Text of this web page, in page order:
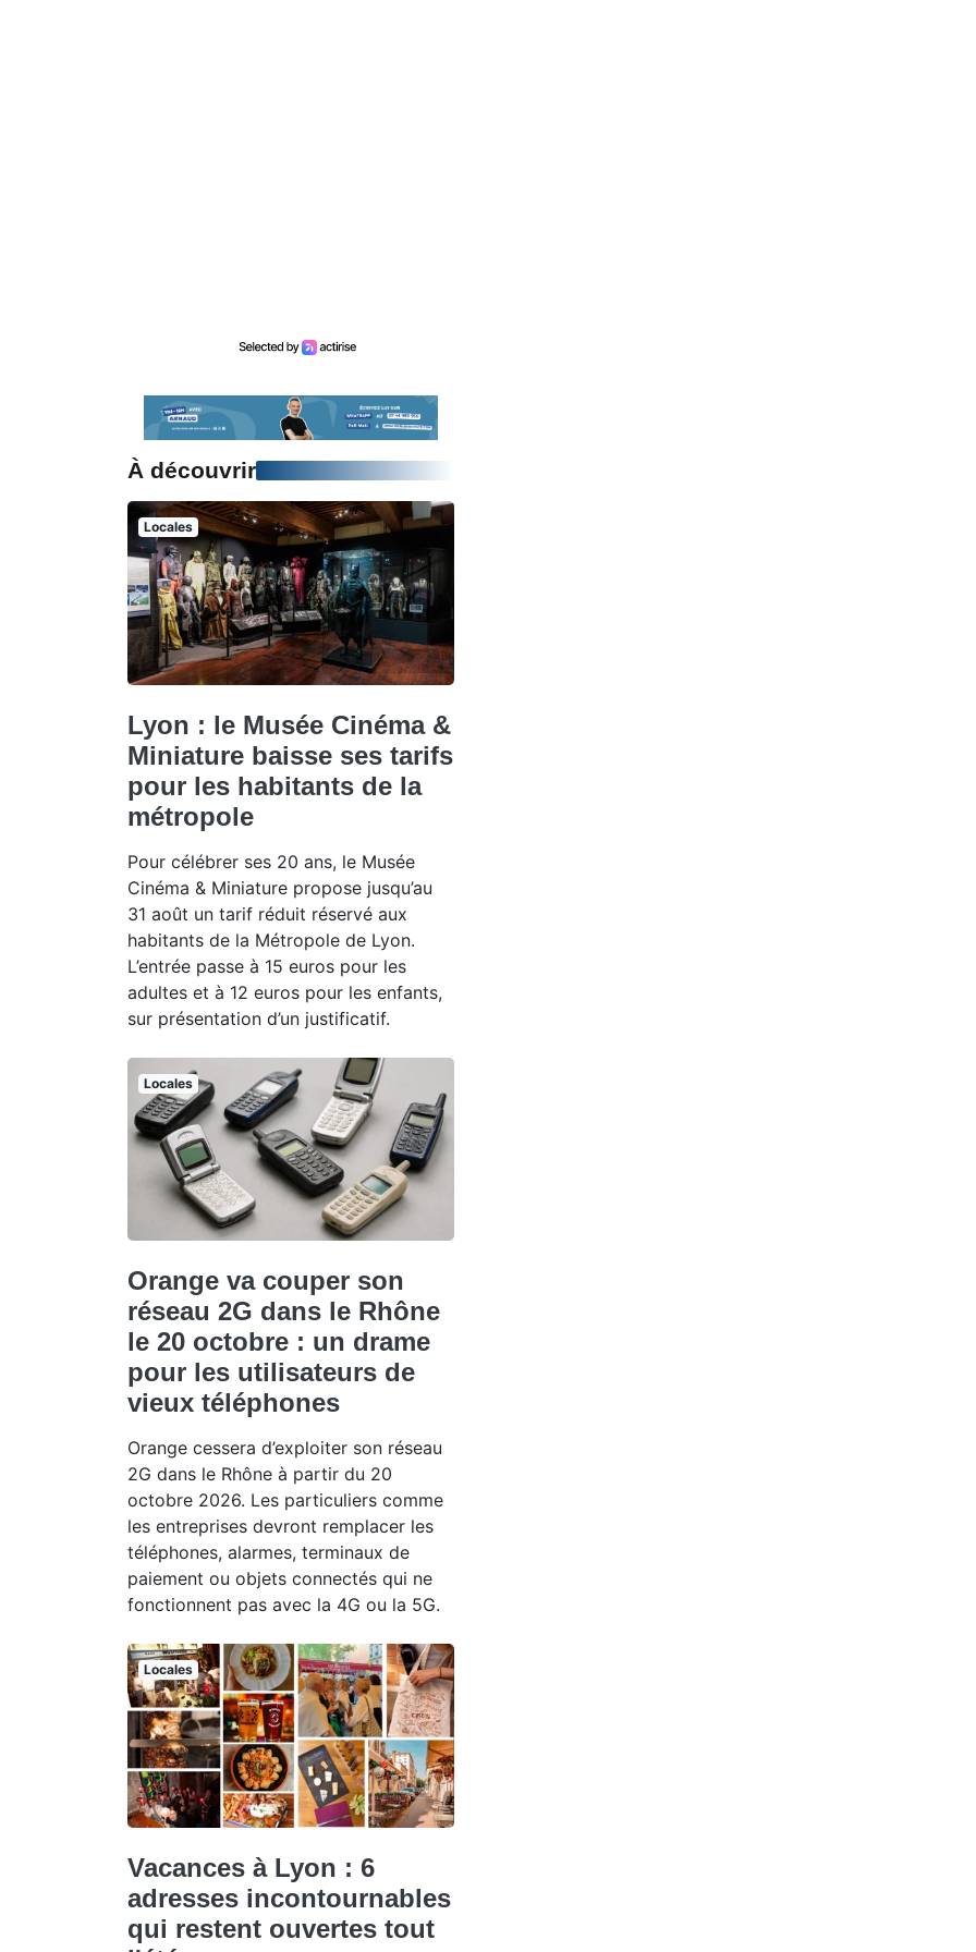
À découvrir
Locales
Lyon : le Musée Cinéma &
Miniature baisse ses tarifs
pour les habitants de la
métropole
Pour célébrer ses 20 ans, le Musée
Cinéma & Miniature propose jusqu’au
31 août un tarif réduit réservé aux
habitants de la Métropole de Lyon.
L’entrée passe à 15 euros pour les
adultes et à 12 euros pour les enfants,
sur présentation d’un justificatif.
Locales
Orange va couper son
réseau 2G dans le Rhône
le 20 octobre : un drame
pour les utilisateurs de
vieux téléphones
Orange cessera d’exploiter son réseau
2G dans le Rhône à partir du 20
octobre 2026. Les particuliers comme
les entreprises devront remplacer les
téléphones, alarmes, terminaux de
paiement ou objets connectés qui ne
fonctionnent pas avec la 4G ou la 5G.
Locales
Vacances à Lyon : 6
adresses incontournables
qui restent ouvertes tout